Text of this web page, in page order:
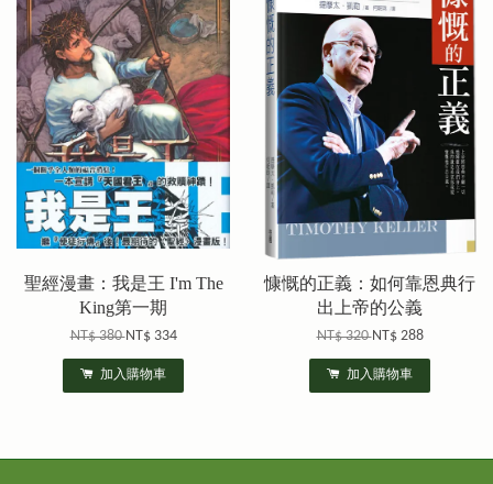
聖經漫畫：我是王 I'm The
King第一期
NT$ 380NT$ 334
加入購物車
慷慨的正義：如何靠恩典行
出上帝的公義
NT$ 320NT$ 288
加入購物車